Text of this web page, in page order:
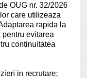
OUG nr. 32/2026
care utilizeaza
rapida la
evitarea
continuitatea
in recrutare;